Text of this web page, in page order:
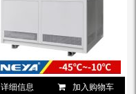
详细信息 加入购物车